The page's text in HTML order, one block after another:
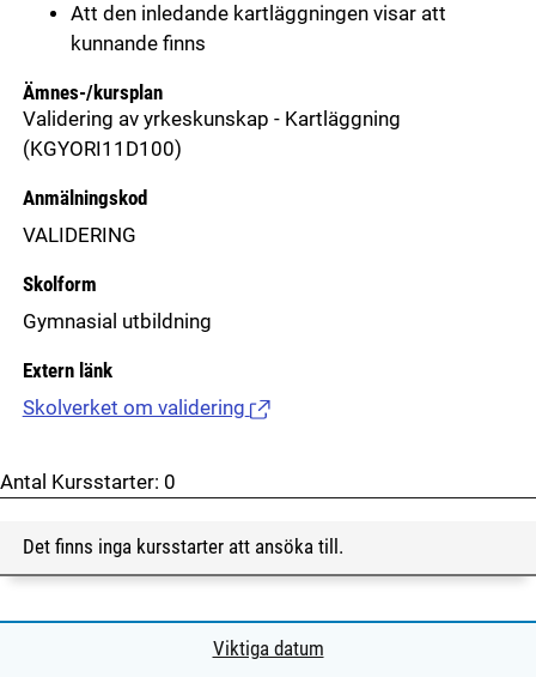
Att den inledande kartläggningen visar att
kunnande finns
Ämnes-/kursplan
Validering av yrkeskunskap - Kartläggning
(KGYORI11D100)
Anmälningskod
VALIDERING
Skolform
Gymnasial utbildning
Extern länk
Skolverket om validering (Länk till extern sida.)
Antal Kursstarter: 0
Det finns inga kursstarter att ansöka till.
Viktiga datum